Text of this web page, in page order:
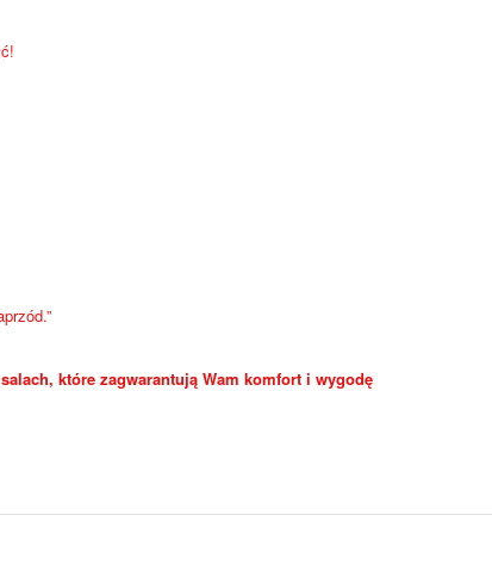
które zagwarantują Wam komfort i wygodę